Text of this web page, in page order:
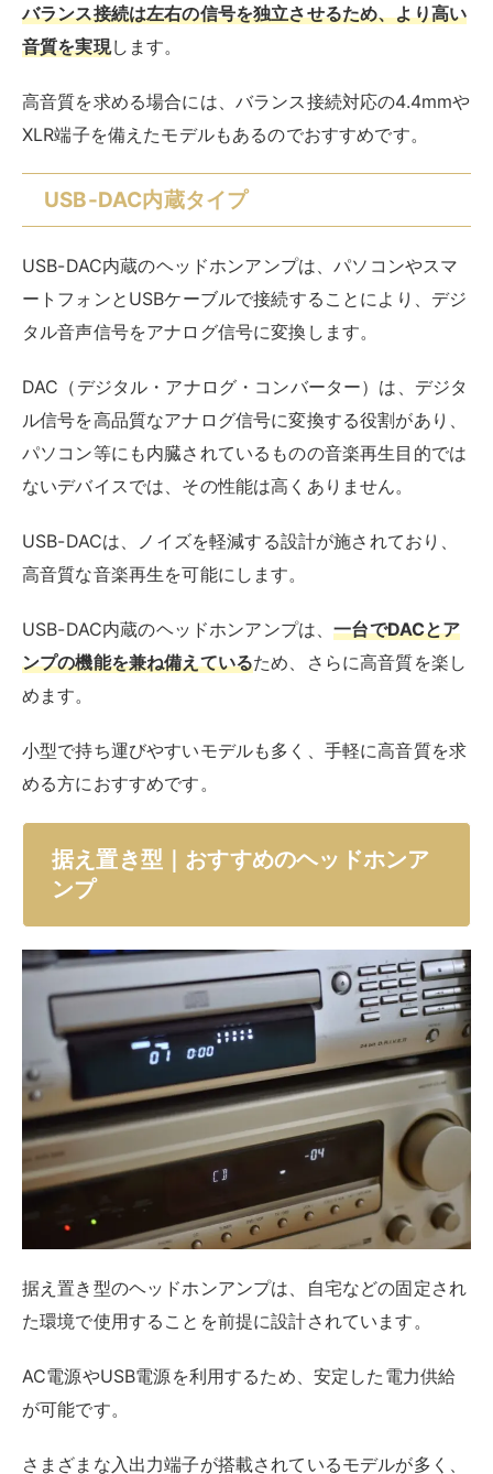
バランス接続は左右の信号を独立させるため、より高い
音質を実現します。
高音質を求める場合には、バランス接続対応の4.4mmや
XLR端子を備えたモデルもあるのでおすすめです。
USB-DAC内蔵タイプ
USB-DAC内蔵のヘッドホンアンプは、パソコンやスマ
ートフォンとUSBケーブルで接続することにより、デジ
タル音声信号をアナログ信号に変換します。
DAC（デジタル・アナログ・コンバーター）は、デジタ
ル信号を高品質なアナログ信号に変換する役割があり、
パソコン等にも内臓されているものの音楽再生目的では
ないデバイスでは、その性能は高くありません。
USB-DACは、ノイズを軽減する設計が施されており、
高音質な音楽再生を可能にします。
USB-DAC内蔵のヘッドホンアンプは、一台でDACとア
ンプの機能を兼ね備えているため、さらに高音質を楽し
めます。
小型で持ち運びやすいモデルも多く、手軽に高音質を求
める方におすすめです。
据え置き型｜おすすめのヘッドホンア
ンプ
据え置き型のヘッドホンアンプは、自宅などの固定され
た環境で使用することを前提に設計されています。
AC電源やUSB電源を利用するため、安定した電力供給
が可能です。
さまざまな入出力端子が搭載されているモデルが多く、